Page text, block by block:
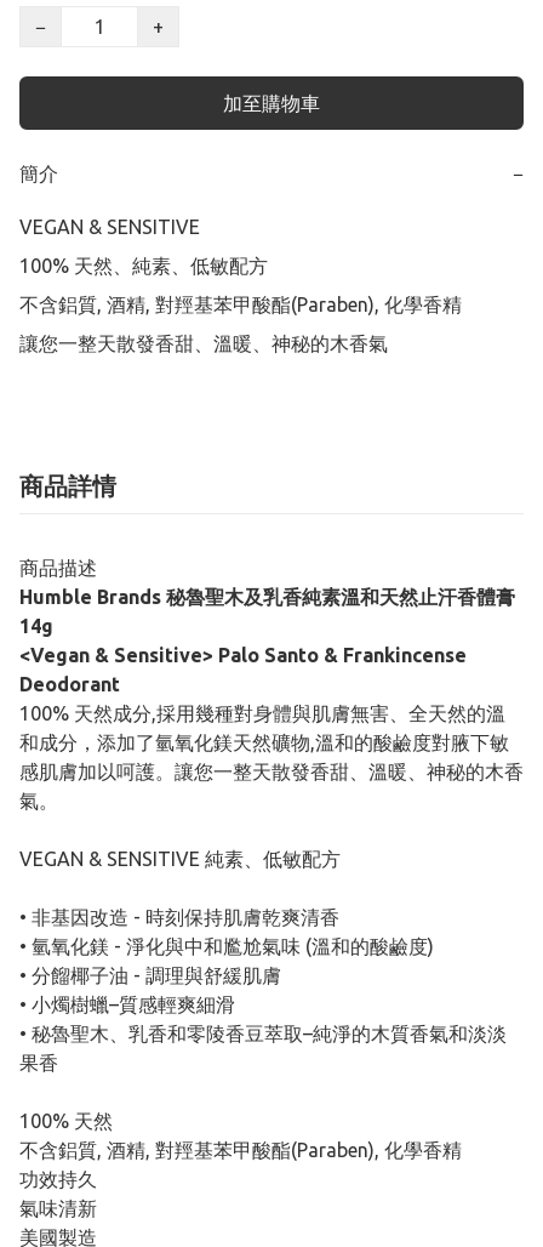
−
+
加至購物車
簡介 −
VEGAN & SENSITIVE
100% 天然、純素、低敏配方
不含鋁質, 酒精, 對羥基苯甲酸酯(Paraben), 化學香精
讓您一整天散發香甜、溫暖、神秘的木香氣
商品詳情
商品描述
Humble Brands 秘魯聖木及乳香純素溫和天然止汗香體膏
14g
<Vegan & Sensitive> Palo Santo & Frankincense
Deodorant
100% 天然成分,採用幾種對身體與肌膚無害、全天然的溫
和成分，添加了氫氧化鎂天然礦物,溫和的酸鹼度對腋下敏
感肌膚加以呵護。讓您一整天散發香甜、溫暖、神秘的木香
氣。
VEGAN & SENSITIVE 純素、低敏配方
• 非基因改造 - 時刻保持肌膚乾爽清香
• 氫氧化鎂 - 淨化與中和尷尬氣味 (溫和的酸鹼度)
• 分餾椰子油 - 調理與舒緩肌膚
• 小燭樹蠟–質感輕爽細滑
• 秘魯聖木、乳香和零陵香豆萃取–純淨的木質香氣和淡淡
果香
100% 天然
不含鋁質, 酒精, 對羥基苯甲酸酯(Paraben), 化學香精
功效持久
氣味清新
美國製造